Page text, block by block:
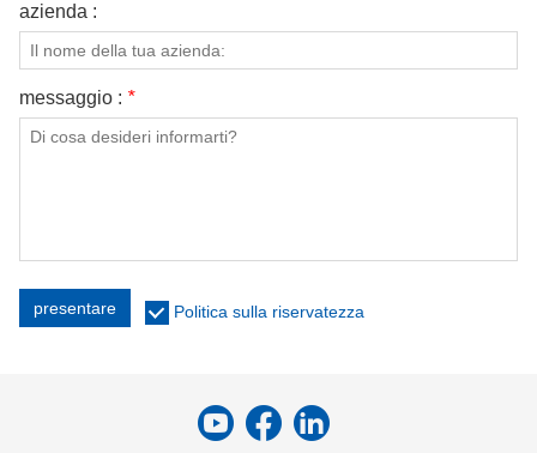
azienda :
messaggio : *
presentare Politica sulla riservatezza